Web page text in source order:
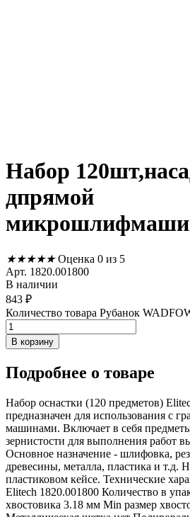
Набор
дпрямой
★★★★★ Оценка 0 из 5
Арт. 1820.001800
В наличии
843 ₽
Количество товара Рубанок
В корзину
Подробнее о товаре
Набор оснастки (120 предметов)
предназначен для использования с
машинами. Включает в себя
зернистости для выполнения работ
Основное назначение - шлифовка,
древесины, металла, пластика и т.д.
пластиковом кейсе. Технические
Elitech 1820.001800 Количество в
хвостовика 3.18 мм Min размер